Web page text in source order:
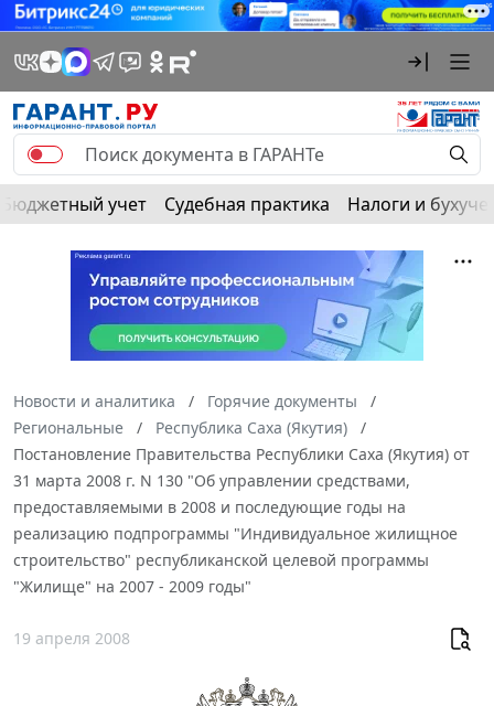
Бюджетный учет Судебная практика Налоги и
Новости и аналитика
Горячие документы
Региональные
Республика Саха (Якутия)
Постановление Правительства Республики Саха (Якутия) от
31 марта 2008 г. N 130 "Об управлении средствами,
предоставляемыми в 2008 и последующие годы на
реализацию подпрограммы "Индивидуальное жилищное
строительство" республиканской целевой программы
"Жилище" на 2007 - 2009 годы"
19 апреля 2008